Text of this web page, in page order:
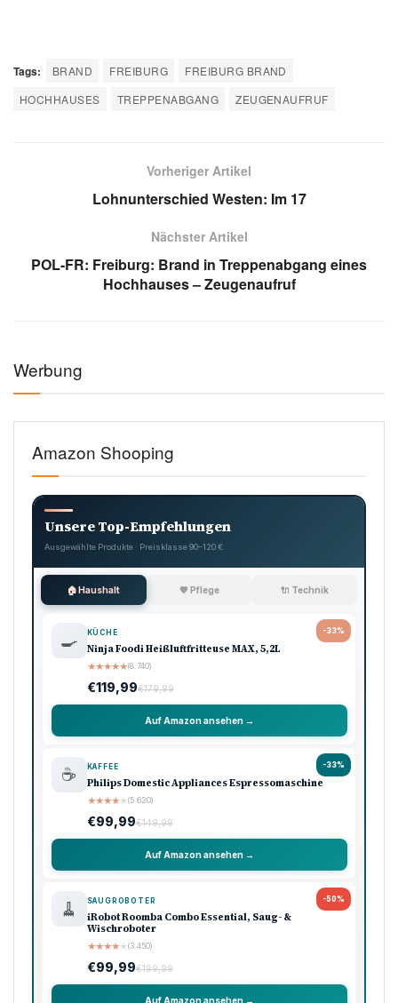
Tags: BRAND FREIBURG
FREIBURG BRAND
HOCHHAUSES
TREPPENABGANG ZEUGENAUFRUF
Vorheriger Artikel
Lohnunterschied Westen: Im 17
Nächster Artikel
POL-FR: Freiburg: Brand in Treppenabgang eines
Hochhauses – Zeugenaufruf
Werbung
Amazon Shooping
Unsere Top-Empfehlungen
Ausgewählte Produkte · Preisklasse 90–120 €
🏠 Haushalt 💖 Pflege 🔌 Technik
-33%
🍳 KÜCHE
Ninja Foodi Heißluftfritteuse MAX, 5,2L
★★★★★(8.740)
€119,99€179,99
Auf Amazon ansehen →
-33%
☕ KAFFEE
Philips Domestic Appliances Espressomaschine
★★★★★(5.620)
€99,99€149,99
Auf Amazon ansehen →
-50%
🧹 SAUGROBOTER
iRobot Roomba Combo Essential, Saug- &
Wischroboter
★★★★★(3.450)
€99,99€199,99
Auf Amazon ansehen →